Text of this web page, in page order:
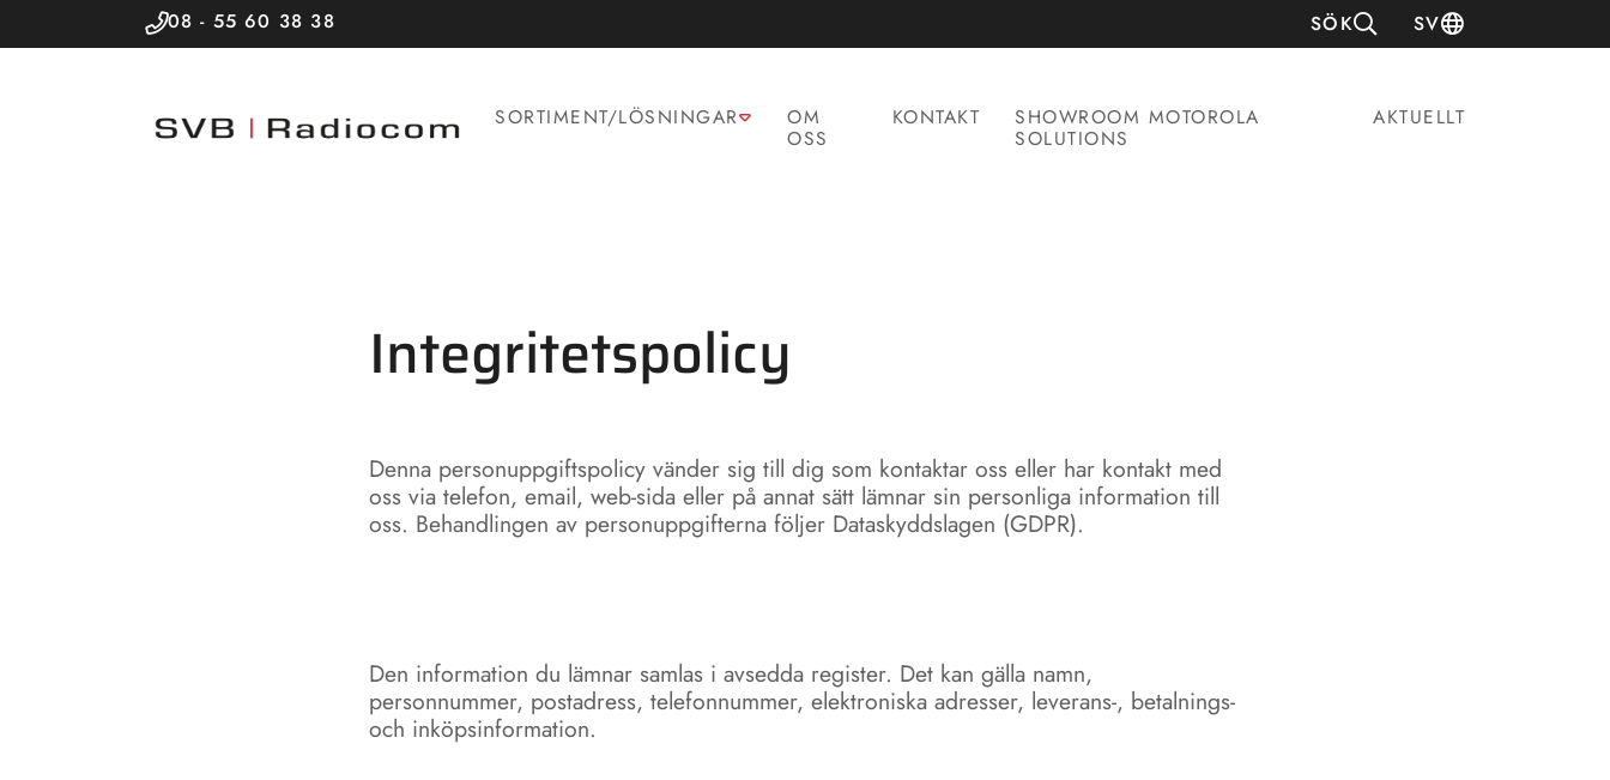
08 - 55 60 38 38 SÖK SV
SORTIMENT/LÖSNINGAR OM
OSS
KONTAKT SHOWROOM MOTOROLA
SOLUTIONS
AKTUELLT
Integritetspolicy
Denna personuppgiftspolicy vänder sig till dig som kontaktar oss eller har kontakt med
oss via telefon, email, web-sida eller på annat sätt lämnar sin personliga information till
oss. Behandlingen av personuppgifterna följer Dataskyddslagen (GDPR).
Den information du lämnar samlas i avsedda register. Det kan gälla namn,
personnummer, postadress, telefonnummer, elektroniska adresser, leverans-, betalnings-
och inköpsinformation.